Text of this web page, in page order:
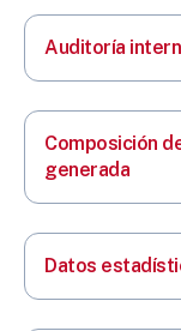
Auditoría
Composición
generada
Datos